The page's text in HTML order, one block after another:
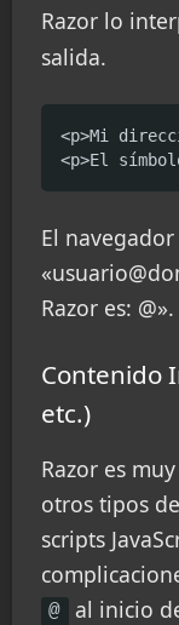
Razor lo
salida.
<p>Mi
<p>El
El
«
Razor es:
Contenido
etc.)
Razor es
otros tipos
scripts
@
al inicio